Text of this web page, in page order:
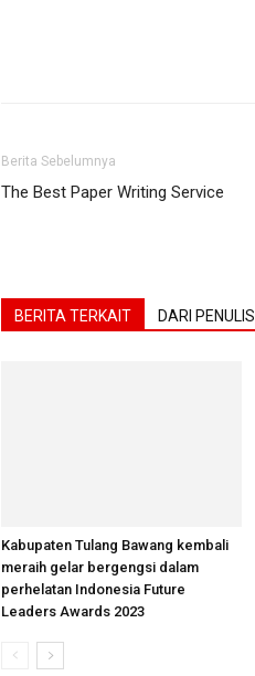
Berita Sebelumnya
The Best Paper Writing Service
BERITA TERKAIT DARI PENULIS
Kabupaten Tulang Bawang kembali
meraih gelar bergengsi dalam
perhelatan Indonesia Future
Leaders Awards 2023